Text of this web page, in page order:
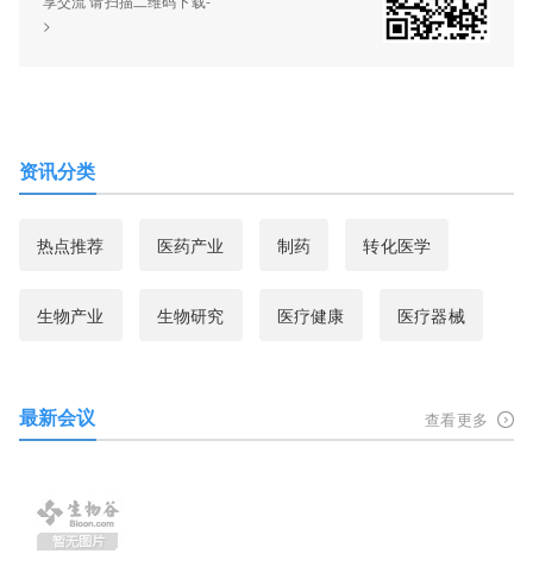
>
资讯分类
热点推荐 医药产业 制药 转化医学
生物产业 生物研究 医疗健康 医疗器械
最新会议 查看更多